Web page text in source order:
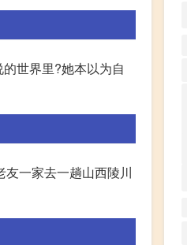
世界里?她本以为自
一家去一趟山西陵川